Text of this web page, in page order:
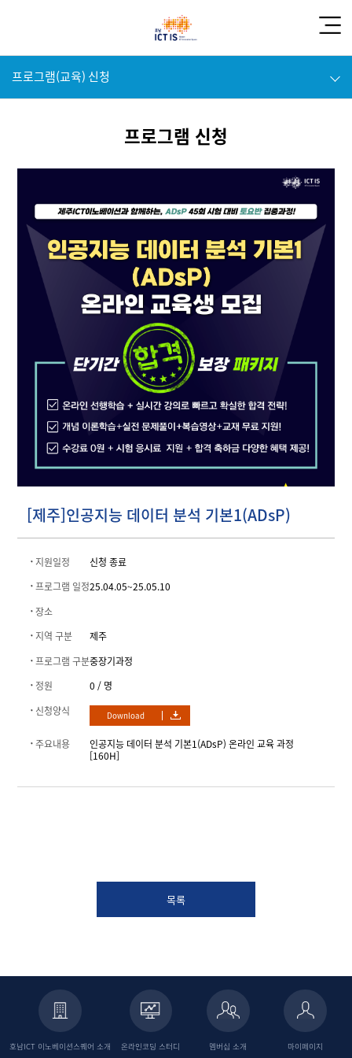
프로그램(교육) 신청
프로그램 신청
[제주]인공지능 데이터 분석 기본1(ADsP)
지원일정
신청 종료
프로그램 일정25.04.05~25.05.10
장소
지역 구분
제주
프로그램 구분중장기과정
정원
0 / 명
신청양식
Download
주요내용
인공지능 데이터 분석 기본1(ADsP) 온라인 교육 과정
[160H]
목록
호남ICT 이노베이션스퀘어소개 온라인코딩스터디 멤버십 소개 마이페이지